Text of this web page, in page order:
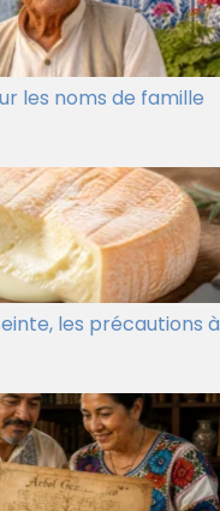
les noms de famille
les précautions à